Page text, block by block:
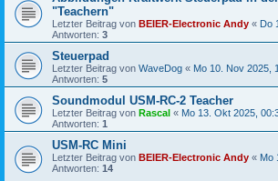
"Teachern"
Letzter Beitrag von BEIER-Electronic Andy « Do
Antworten: 3
Steuerpad
Letzter Beitrag von WaveDog « Mo 10. Nov 2025,
Antworten: 5
Soundmodul USM-RC-2 Teacher
Letzter Beitrag von Rascal « Mo 13. Okt 2025,
Antworten: 1
USM-RC Mini
Letzter Beitrag von BEIER-Electronic Andy « Mo
Antworten: 14